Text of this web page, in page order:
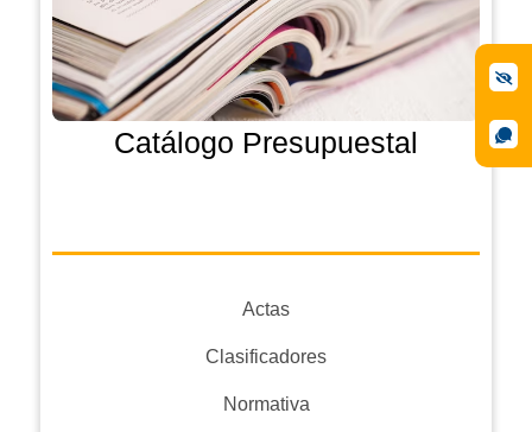
Catálogo Presupuestal
Actas
Clasificadores
Normativa